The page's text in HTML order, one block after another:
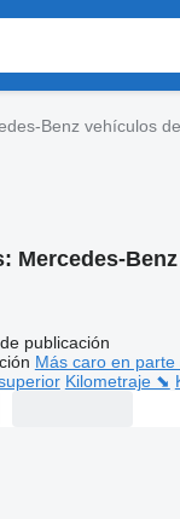
Benz vehículos
Mercedes-
publicación
Más caro en parte
Kilometraje ⬊